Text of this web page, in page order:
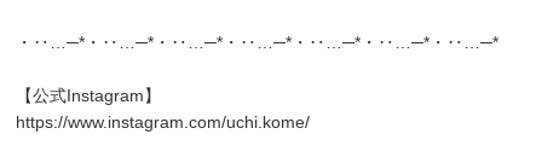
・‥…─*・‥…─*・‥…─*・‥…─*・‥…─*・‥…─*・‥…─*
【公式Instagram】
https://www.instagram.com/uchi.kome/